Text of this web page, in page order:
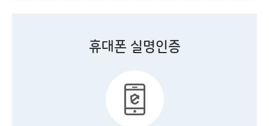
휴대폰 실명인증